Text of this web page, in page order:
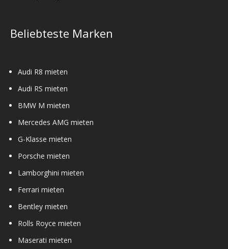
Beliebteste Marken
Audi R8 mieten
Audi RS mieten
BMW M mieten
Mercedes AMG mieten
G-Klasse mieten
Porsche mieten
Lamborghini mieten
Ferrari mieten
Bentley mieten
Rolls Royce mieten
Maserati mieten